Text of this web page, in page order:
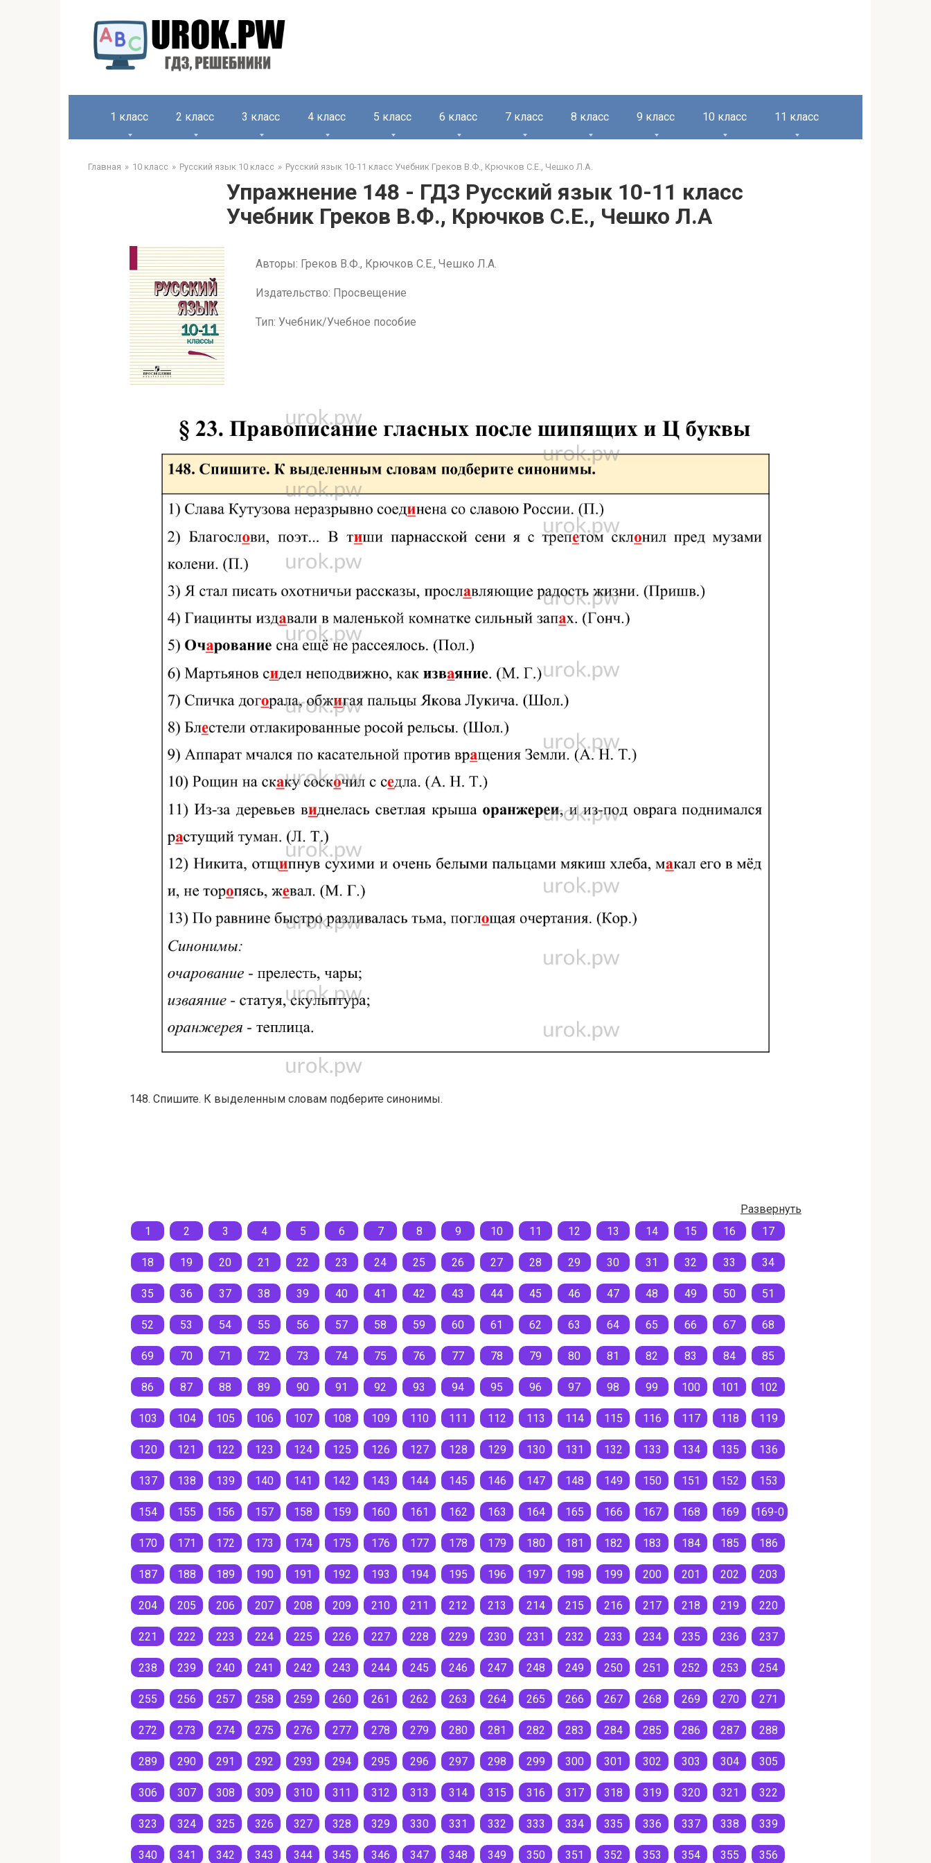
1 класс 2 класс 3 класс 4 класс 5 класс 6 класс 7 класс 8 класс 9 класс 10 класс 11 класс
Главная 10 класс Русский язык 10 класс Русский язык 10-11 класс Учебник Греков В.Ф., Крючков С.Е., Чешко Л.А.
Упражнение 148 - ГДЗ Русский язык 10-11 класс
Учебник Греков В.Ф., Крючков С.Е., Чешко Л.А
Авторы: Греков В.Ф., Крючков С.Е., Чешко Л.А.
Издательство: Просвещение
Тип: Учебник/Учебное пособие
148. Спишите. К выделенным словам подберите синонимы.
Развернуть
1
2 3 4 5 6 7 8 9 10 11 12 13 14 15 16 17
18 19 20 21 22 23 24 25 26 27 28 29 30 31 32 33 34
35 36 37 38 39 40 41 42 43 44 45 46 47 48 49 50 51
52 53 54 55 56 57 58 59 60 61 62 63 64 65 66 67 68
69 70 71 72 73 74 75 76 77 78 79 80 81 82 83 84 85
86 87 88 89 90 91 92 93 94 95 96 97 98 99 100 101 102
103 104 105 106 107 108 109 110 111 112 113 114 115 116 117 118 119
120 121 122 123 124 125 126 127 128 129 130 131 132 133 134 135 136
137 138 139 140 141 142 143 144 145 146 147 148 149 150 151 152 153
154 155 156 157 158 159 160 161 162 163 164 165 166 167 168 169 169-0
170 171 172 173 174 175 176 177 178 179 180 181 182 183 184 185 186
187 188 189 190 191 192 193 194 195 196 197 198 199 200 201 202 203
204 205 206 207 208 209 210 211 212 213 214 215 216 217 218 219 220
221 222 223 224 225 226 227 228 229 230 231 232 233 234 235 236 237
238 239 240 241 242 243 244 245 246 247 248 249 250 251 252 253 254
255 256 257 258 259 260 261 262 263 264 265 266 267 268 269 270 271
272 273 274 275 276 277 278 279 280 281 282 283 284 285 286 287 288
289 290 291 292 293 294 295 296 297 298 299 300 301 302 303 304 305
306 307 308 309 310 311 312 313 314 315 316 317 318 319 320 321 322
323 324 325 326 327 328 329 330 331 332 333 334 335 336 337 338 339
340 341 342 343 344 345 346 347 348 349 350 351 352 353 354 355 356